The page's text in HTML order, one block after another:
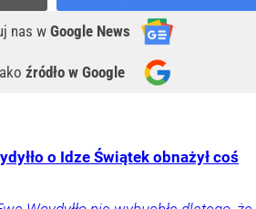
nas w Google News
źródło w Google
o Idze Świątek obnażył coś